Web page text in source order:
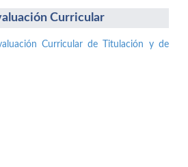
Curricular
Curricular de Titulación y de